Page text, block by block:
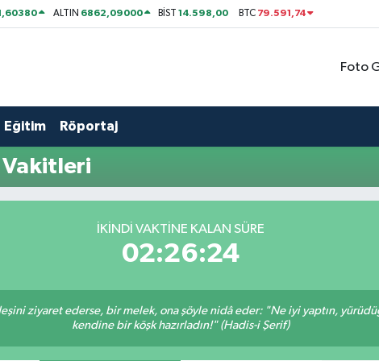
ALTIN 6862,09000 BİST14.598,00 BTC 79.591,74
Foto
Eğitim Röportaj
Vakitleri
İKINDI VAKTİNE KALAN SÜRE
02:26:24
ziyaret ederse, bir melek, ona şöyle nidâ eder: "Ne iyi yaptın,
kendine bir köşk hazırladın!" (Hadis-i Şerif)